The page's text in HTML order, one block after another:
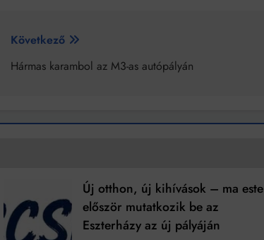
Következő
Hármas karambol az M3-as autópályán
Új otthon, új kihívások – ma este
először mutatkozik be az
Eszterházy az új pályáján